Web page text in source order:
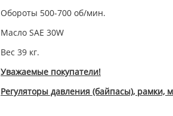
Обороты 500-700 об/мин.
Масло SAE 30W
Вес 39 кг.
Уважаемые покупатели!
Регуляторы давления (байпасы), рамки,